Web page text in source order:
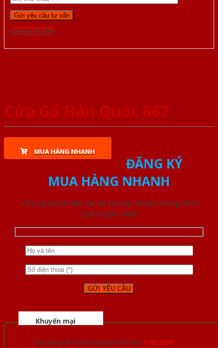
Gọi 0976.169.864
Cửa Gỗ Hàn Quốc 667
MUA HÀNG NHANH
ĐĂNG KÝ
MUA HÀNG NHANH
Chúng tôi sẽ liên lạc lại với quý khách trong thời
gian ngắn nhất
Khuyến mại
Quà tặng đồ nội thất trang trí lên đến 1.000.000đ